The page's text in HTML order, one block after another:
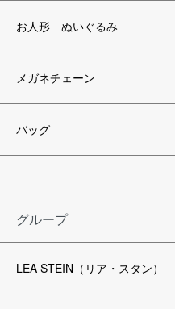
お人形 ぬいぐるみ
メガネチェーン
バッグ
グループ
LEA STEIN（リア・スタン）